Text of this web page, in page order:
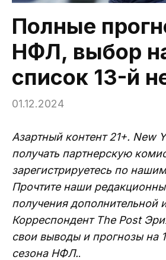
Полные
НФЛ, выбор
список 13-й
01.12.2024
Азартный контент 21+. New
получать партнерскую
зарегистрируетесь по
Прочтите наши
получения дополнительной
Корреспондент The Post
свои выводы и прогнозы на
сезона НФЛ..